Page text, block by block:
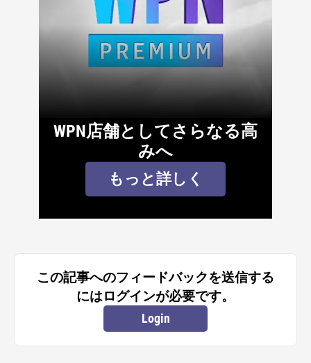
WPN店舗としてさらなる高
みへ
もっと詳しく
この記事へのフィードバックを送信する
にはログインが必要です。
Login